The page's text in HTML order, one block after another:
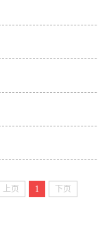
上页 1 下页